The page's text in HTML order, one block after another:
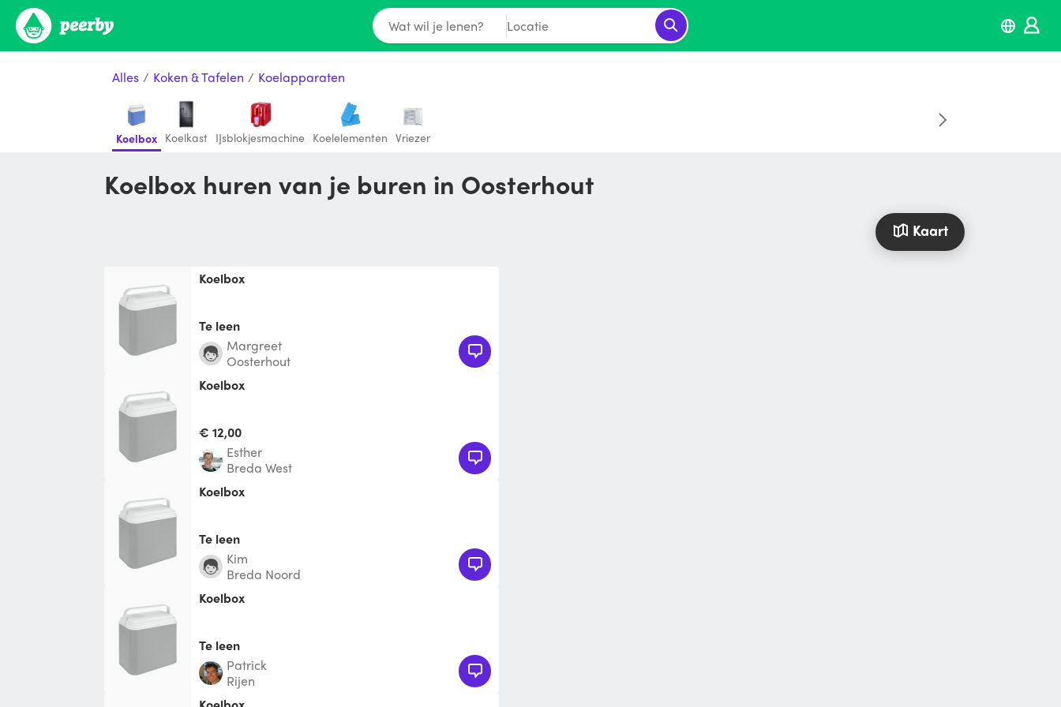
Wat wil je lenen? Locatie
Alles / Koken & Tafelen / Koelapparaten
Koelbox Koelkast IJsblokjesmachine Koelelementen Vriezer
Koelbox huren van je buren in Oosterhout
Kaart
Koelbox
Te leen
Margreet
Oosterhout
koelbox
€ 12,00
Esther
Breda West
Koelbox
Te leen
Kim
Breda Noord
Koelbox
Te leen
Patrick
Rijen